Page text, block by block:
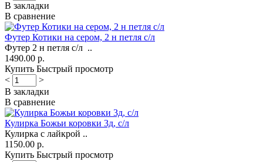
В закладки
В сравнение
Футер Котики на сером, 2 н петля с/л
Футер 2 н петля с/л ..
1490.00 р.
Купить Быстрый просмотр
<
>
В закладки
В сравнение
Кулирка Божьи коровки 3д, с/л
Кулирка с лайкрой ..
1150.00 р.
Купить Быстрый просмотр